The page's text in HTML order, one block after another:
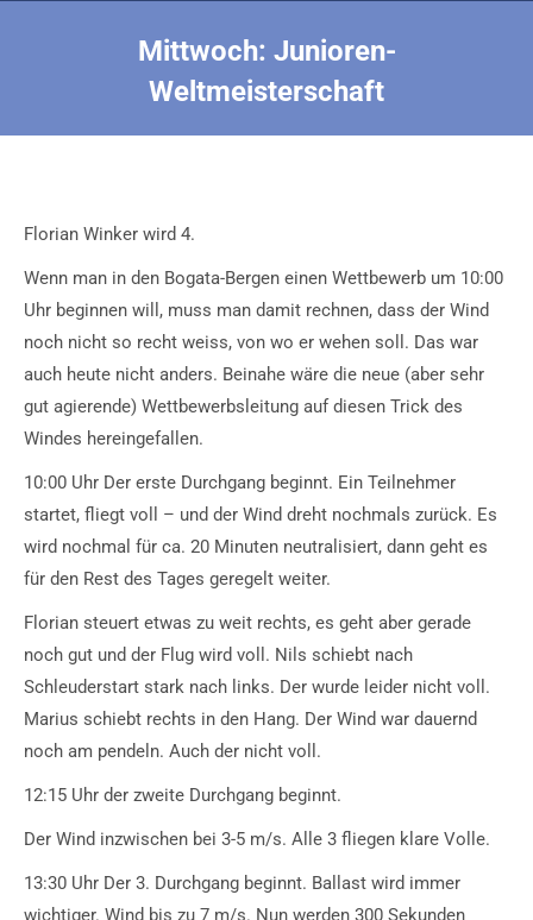
Mittwoch: Junioren-
Weltmeisterschaft
Florian Winker wird 4.
Wenn man in den Bogata-Bergen einen Wettbewerb um 10:00
Uhr beginnen will, muss man damit rechnen, dass der Wind
noch nicht so recht weiss, von wo er wehen soll. Das war
auch heute nicht anders. Beinahe wäre die neue (aber sehr
gut agierende) Wettbewerbsleitung auf diesen Trick des
Windes hereingefallen.
10:00 Uhr Der erste Durchgang beginnt. Ein Teilnehmer
startet, fliegt voll – und der Wind dreht nochmals zurück. Es
wird nochmal für ca. 20 Minuten neutralisiert, dann geht es
für den Rest des Tages geregelt weiter.
Florian steuert etwas zu weit rechts, es geht aber gerade
noch gut und der Flug wird voll. Nils schiebt nach
Schleuderstart stark nach links. Der wurde leider nicht voll.
Marius schiebt rechts in den Hang. Der Wind war dauernd
noch am pendeln. Auch der nicht voll.
12:15 Uhr der zweite Durchgang beginnt.
Der Wind inzwischen bei 3-5 m/s. Alle 3 fliegen klare Volle.
13:30 Uhr Der 3. Durchgang beginnt. Ballast wird immer
wichtiger. Wind bis zu 7 m/s. Nun werden 300 Sekunden